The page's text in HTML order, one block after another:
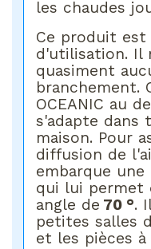
les chaudes
Ce produit
d'utilisation. Il
quasiment
branchement.
OCEANIC au
s'adapte dans
maison. Pour
diffusion de
embarque
qui lui permet
angle de 70 °.
petites salles
et les pièces à